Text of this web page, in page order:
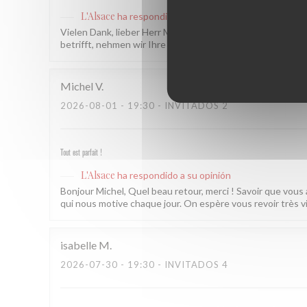
L'Alsace ha respondido a su opinión
Vielen Dank, lieber Herr Martin! Es freut uns sehr zu
betrifft, nehmen wir Ihre Rückmeldung gerne zur
Michel V
2026-08-01 - 19:30 - INVITADOS 2
Tout est parfait !
L'Alsace ha respondido a su opinión
Bonjour Michel, Quel beau retour, merci ! Savoir que
qui nous motive chaque jour. On espère vous revoir très
isabelle M
2026-07-30 - 19:30 - INVITADOS 4